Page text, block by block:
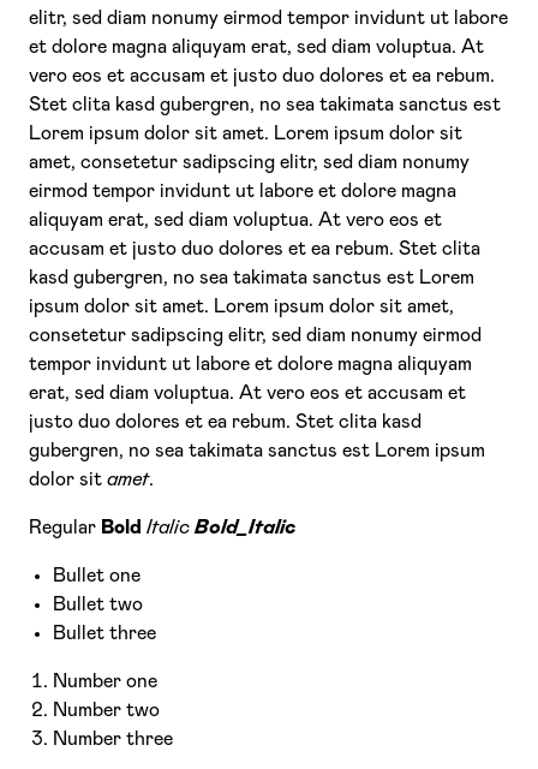
elitr, sed diam nonumy eirmod tempor invidunt ut labore
et dolore magna aliquyam erat, sed diam voluptua. At
vero eos et accusam et justo duo dolores et ea rebum.
Stet clita kasd gubergren, no sea takimata sanctus est
Lorem ipsum dolor sit amet. Lorem ipsum dolor sit
amet, consetetur sadipscing elitr, sed diam nonumy
eirmod tempor invidunt ut labore et dolore magna
aliquyam erat, sed diam voluptua. At vero eos et
accusam et justo duo dolores et ea rebum. Stet clita
kasd gubergren, no sea takimata sanctus est Lorem
ipsum dolor sit amet. Lorem ipsum dolor sit amet,
consetetur sadipscing elitr, sed diam nonumy eirmod
tempor invidunt ut labore et dolore magna aliquyam
erat, sed diam voluptua. At vero eos et accusam et
justo duo dolores et ea rebum. Stet clita kasd
gubergren, no sea takimata sanctus est Lorem ipsum
dolor sit amet.
Regular Bold Italic Bold_Italic
Bullet one
Bullet two
Bullet three
Number one
Number two
Number three